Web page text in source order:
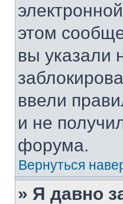
этом
вы указали
ввели
и не
форума.
Вернуться
» Я давно